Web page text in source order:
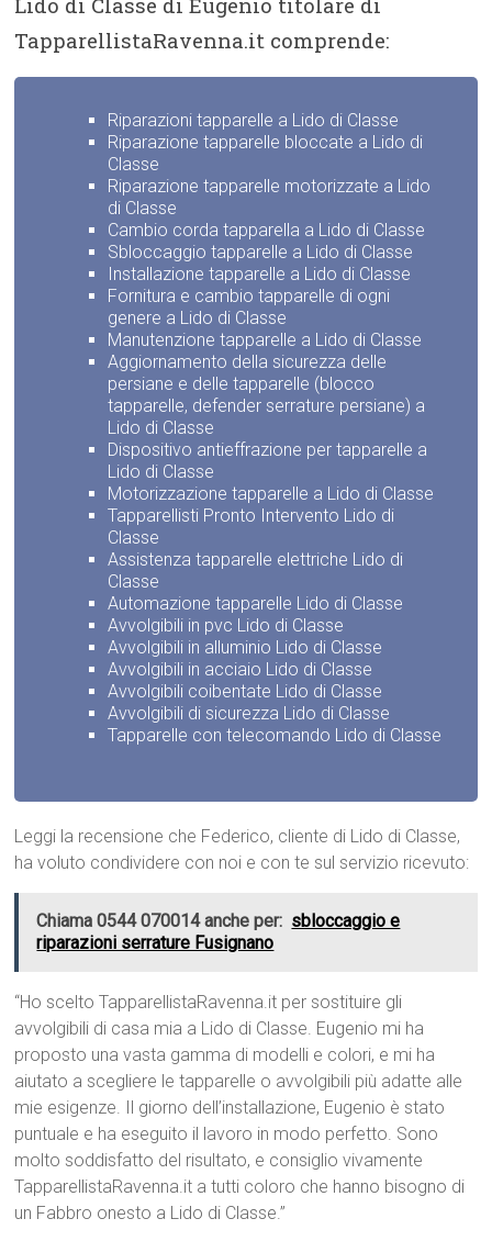
TapparellistaRavenna.it comprende:
Riparazioni tapparelle a Lido di Classe
Riparazione tapparelle bloccate a Lido di
Classe
Riparazione tapparelle motorizzate a Lido
di Classe
Cambio corda tapparella a Lido di Classe
Sbloccaggio tapparelle a Lido di Classe
Installazione tapparelle a Lido di Classe
Fornitura e cambio tapparelle di ogni
genere a Lido di Classe
Manutenzione tapparelle a Lido di Classe
Aggiornamento della sicurezza delle
persiane e delle tapparelle (blocco
tapparelle, defender serrature persiane) a
Lido di Classe
Dispositivo antieffrazione per tapparelle a
Lido di Classe
Motorizzazione tapparelle a Lido di Classe
Tapparellisti Pronto Intervento Lido di
Classe
Assistenza tapparelle elettriche Lido di
Classe
Automazione tapparelle Lido di Classe
Avvolgibili in pvc Lido di Classe
Avvolgibili in alluminio Lido di Classe
Avvolgibili in acciaio Lido di Classe
Avvolgibili coibentate Lido di Classe
Avvolgibili di sicurezza Lido di Classe
Tapparelle con telecomando Lido di Classe
Leggi la recensione che Federico, cliente di Lido di Classe,
ha voluto condividere con noi e con te sul servizio ricevuto:
Chiama 0544 070014 anche per: sbloccaggio e
riparazioni serrature Fusignano
“Ho scelto TapparellistaRavenna.it per sostituire gli
avvolgibili di casa mia a Lido di Classe. Eugenio mi ha
proposto una vasta gamma di modelli e colori, e mi ha
aiutato a scegliere le tapparelle o avvolgibili più adatte alle
mie esigenze. Il giorno dell’installazione, Eugenio è stato
puntuale e ha eseguito il lavoro in modo perfetto. Sono
molto soddisfatto del risultato, e consiglio vivamente
TapparellistaRavenna.it a tutti coloro che hanno bisogno di
un Fabbro onesto a Lido di Classe.”